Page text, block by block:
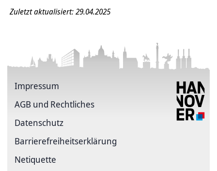
Zuletzt aktualisiert: 29.04.2025
Impressum
AGB und Rechtliches
Datenschutz
Barriere­freiheits­erklärung
Netiquette